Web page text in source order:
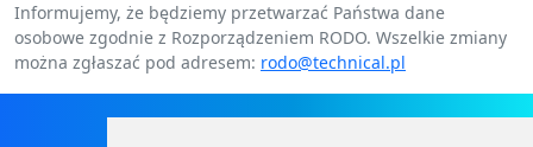
Informujemy, że będziemy przetwarzać Państwa dane
osobowe zgodnie z Rozporządzeniem RODO. Wszelkie zmiany
można zgłaszać pod adresem: rodo@technical.pl